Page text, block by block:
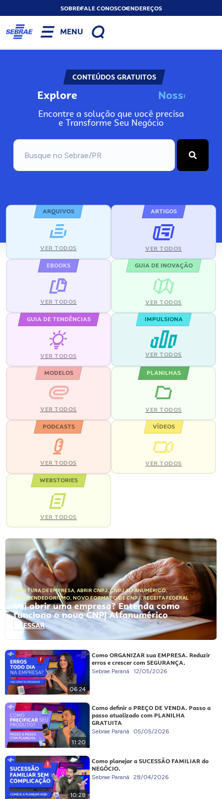
SOBREFALE CONOSCOENDEREÇOS
MENU
CONTEÚDOS GRATUITOS
Explore Nosso
Encontre a solução que você precisa
e Transforme Seu Negócio
ARQUIVOS
VER TODOS
ARTIGOS
VER TODOS
EBOOKS
VER TODOS
GUIA DE INOVAÇÃO
VER TODOS
GUIA DE TENDÊNCIAS
VER TODOS
IMPULSIONA
VER TODOS
MODELOS
VER TODOS
PLANILHAS
VER TODOS
PODCASTS
VER TODOS
VÍDEOS
VER TODOS
WEBSTORIES
VER TODOS
ABERTURA DE EMPRESA, ABRIR CNPJ,CNPJ ALFANUMÉRICO,
EMPREENDEDORISMO, NOVO FORMATO DE CNPJ,RECEITA FEDERAL
Vai abrir uma empresa? Entenda como
funciona o novo CNPJ Alfanumérico
ACESSAR
06:24
Como ORGANIZAR sua EMPRESA. Reduzir
erros e crescer com SEGURANÇA.
Sebrae Paraná 12/05/2026
11:20
Como definir o PREÇO DE VENDA. Passo a
passo atualizado com PLANILHA
GRATUITA
Sebrae Paraná 05/05/2026
10:28
Como planejar a SUCESSÃO FAMILIAR do
NEGÓCIO.
Sebrae Paraná 28/04/2026